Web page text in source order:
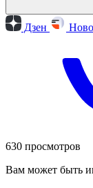
Дзен
630 просмотров
Вам может быть